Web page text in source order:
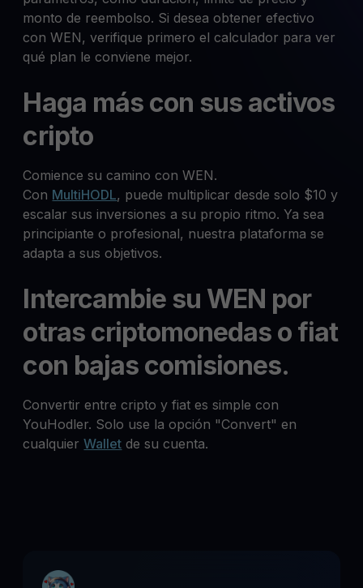
monto de reembolso. Si desea obtener efectivo
con WEN, verifique primero el calculador para ver
qué plan le conviene mejor.
Haga más con sus activos
cripto
Comience su camino con WEN.
Con MultiHODL, puede multiplicar desde solo $10 y
escalar sus inversiones a su propio ritmo. Ya sea
principiante o profesional, nuestra plataforma se
adapta a sus objetivos.
Intercambie su WEN por
otras criptomonedas o fiat
con bajas comisiones.
Convertir entre cripto y fiat es simple con
YouHodler. Solo use la opción "Convert" en
cualquierWallet de su cuenta.